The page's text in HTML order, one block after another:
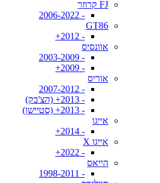
FJ קרוזר
- 2006-2022
GT86
- 2012+
אוונסיס
- 2003-2009
- 2009+
אוריס
- 2007-2012
- 2013+ (הצ'בק)
- 2013+ (סטיישן)
אייגו
- 2014+
אייגו X
- 2022+
הייאס
- 1998-2011